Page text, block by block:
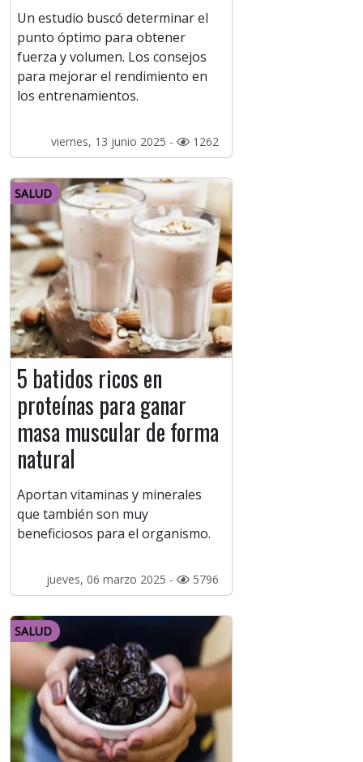
Un estudio buscó determinar el
punto óptimo para obtener
fuerza y volumen. Los consejos
para mejorar el rendimiento en
los entrenamientos.
viernes, 13 junio 2025 - 1262
SALUD
5 batidos ricos en
proteínas para ganar
masa muscular de forma
natural
Aportan vitaminas y minerales
que también son muy
beneficiosos para el organismo.
jueves, 06 marzo 2025 - 5796
SALUD